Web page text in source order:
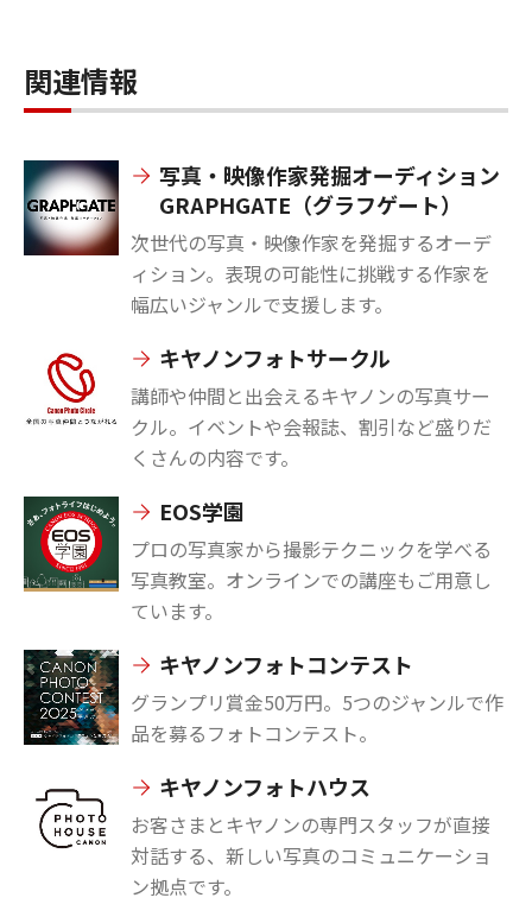
関連情報
写真・映像作家発掘オーディション
GRAPHGATE（グラフゲート）
次世代の写真・映像作家を発掘するオーデ
ィション。表現の可能性に挑戦する作家を
幅広いジャンルで支援します。
キヤノンフォトサークル
講師や仲間と出会えるキヤノンの写真サー
クル。イベントや会報誌、割引など盛りだ
くさんの内容です。
EOS学園
プロの写真家から撮影テクニックを学べる
写真教室。オンラインでの講座もご用意し
ています。
キヤノンフォトコンテスト
グランプリ賞金50万円。5つのジャンルで作
品を募るフォトコンテスト。
キヤノンフォトハウス
お客さまとキヤノンの専門スタッフが直接
対話する、新しい写真のコミュニケーショ
ン拠点です。